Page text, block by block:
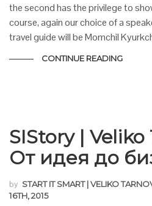
the second has the privilege to
course, again our choice of a
travel guide will be Momchil
CONTINUE READING
SIStory | Veliko
От идея до
by START IT SMART | VELIKO
16TH, 2015